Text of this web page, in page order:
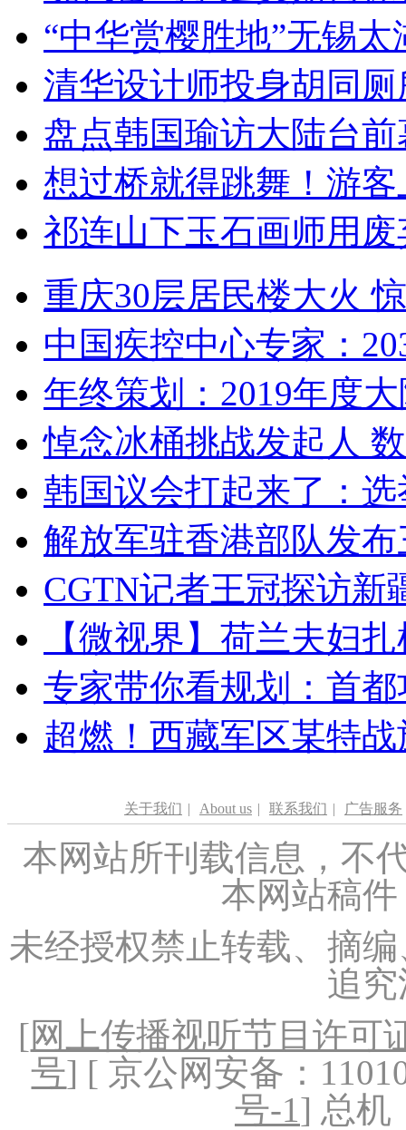
“中华赏樱胜地”无锡
清华设计师投身胡同
盘点韩国瑜访大陆台
想过桥就得跳舞！游客
祁连山下玉石画师用
重庆30层居民楼大火
中国疾控中心专家：
年终策划：2019年度
悼念冰桶挑战发起人
韩国议会打起来了：
解放军驻香港部队发
CGTN记者王冠探访新
【微视界】荷兰夫妇
专家带你看规划：首
超燃！西藏军区某特
关于我们 | About us | 联系我们 | 广告服务
本网站所刊载信息，不
本网站稿
未经授权禁止转载、摘
追
[网上传播视听节目许可
号] [ 京公网安备：
号-1] 总机